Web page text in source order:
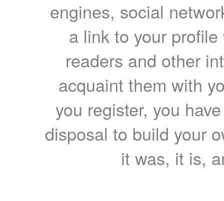
engines, social
a link to your
readers and other
acquaint them with
you register, you
disposal to build your
it was, it is,